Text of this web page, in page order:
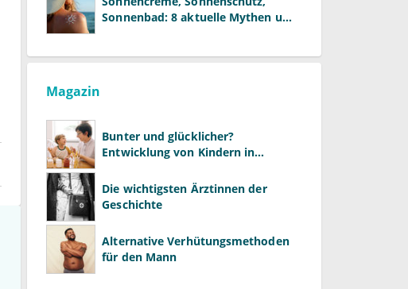
Sonnenbad: 8 aktuelle Mythen und
Magazin
Bunter und glücklicher?
Entwicklung von Kindern in
Die wichtigsten Ärztinnen der
Geschichte
Alternative Verhütungsmethoden
für den Mann